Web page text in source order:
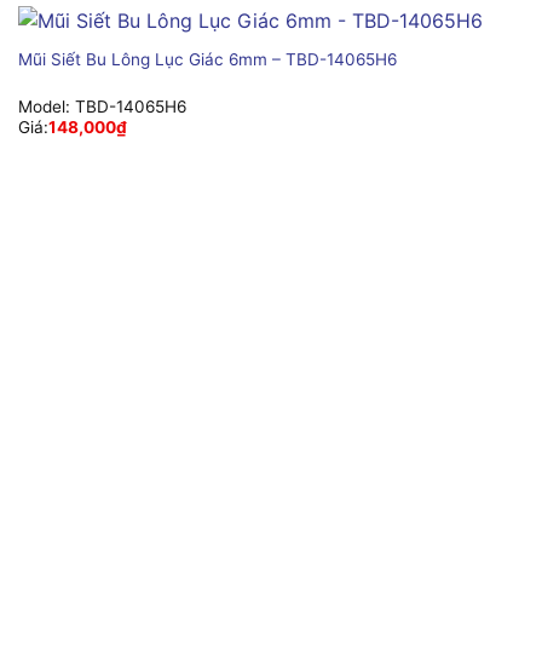
Mũi Siết Bu Lông Lục Giác 6mm – TBD-14065H6
Model: TBD-14065H6
Giá:148,000₫